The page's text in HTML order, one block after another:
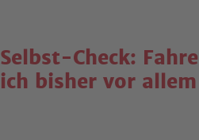
Selbst-Check:
ich bisher vor